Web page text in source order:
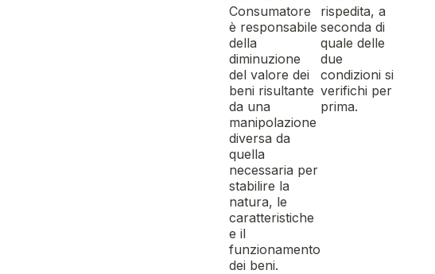
Consumatore
è responsabile
della
diminuzione
del valore dei
beni risultante
da una
manipolazione
diversa da
quella
necessaria per
stabilire la
natura, le
caratteristiche
e il
funzionamento
dei beni.
rispedita, a
seconda di
quale delle
due
condizioni si
verifichi per
prima.